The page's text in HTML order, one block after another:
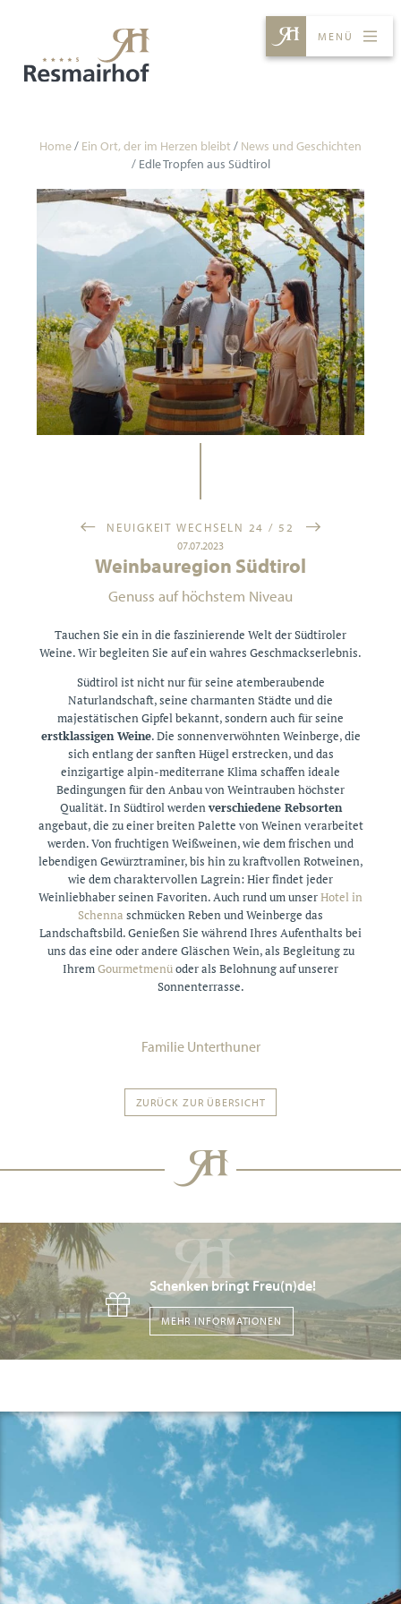
MENÜ
Home/ Ein Ort, der im Herzen bleibt / News und Geschichten
/ Edle Tropfen aus Südtirol
NEUIGKEIT WECHSELN 24 / 52
07.07.2023
Weinbauregion Südtirol
Genuss auf höchstem Niveau
Tauchen Sie ein in die faszinierende Welt der Südtiroler
Weine. Wir begleiten Sie auf ein wahres Geschmackserlebnis.
Südtirol ist nicht nur für seine atemberaubende
Naturlandschaft, seine charmanten Städte und die
majestätischen Gipfel bekannt, sondern auch für seine
erstklassigen Weine. Die sonnenverwöhnten Weinberge, die
sich entlang der sanften Hügel erstrecken, und das
einzigartige alpin-mediterrane Klima schaffen ideale
Bedingungen für den Anbau von Weintrauben höchster
Qualität. In Südtirol werdenverschiedene Rebsorten
angebaut, die zu einer breiten Palette von Weinen verarbeitet
werden. Von fruchtigen Weißweinen, wie dem frischen und
lebendigen Gewürztraminer, bis hin zu kraftvollen Rotweinen,
wie dem charaktervollen Lagrein: Hier findet jeder
Weinliebhaber seinen Favoriten. Auch rund um unserHotel in
Schenna schmücken Reben und Weinberge das
Landschaftsbild. Genießen Sie während Ihres Aufenthalts bei
uns das eine oder andere Gläschen Wein, als Begleitung zu
IhremGourmetmenüoder als Belohnung auf unserer
Sonnenterrasse.
Familie Unterthuner
ZURÜCK ZUR ÜBERSICHT
Schenken bringt Freu(n)de!
MEHR INFORMATIONEN